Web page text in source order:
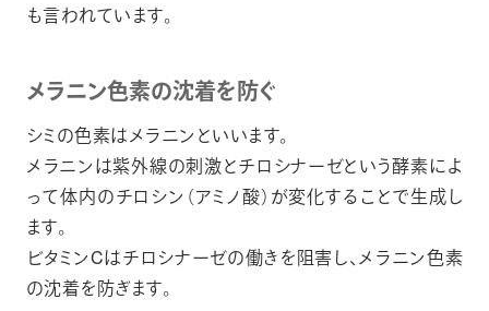
も言われています。
メラニン色素の沈着を防ぐ
シミの色素はメラニンといいます。
メラニンは紫外線の刺激とチロシナーゼという酵素によ
って体内のチロシン（アミノ酸）が変化することで生成し
ます。
ビタミンCはチロシナーゼの働きを阻害し、メラニン色素
の沈着を防ぎます。